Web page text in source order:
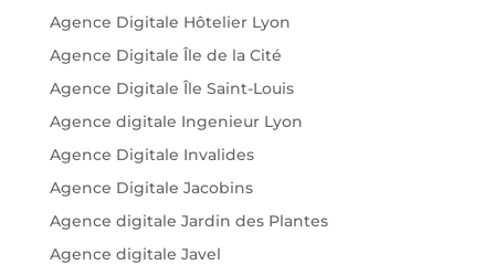
Agence Digitale Hôtelier Lyon
Agence Digitale Île de la Cité
Agence Digitale Île Saint-Louis
Agence digitale Ingenieur Lyon
Agence Digitale Invalides
Agence Digitale Jacobins
Agence digitale Jardin des Plantes
Agence digitale Javel